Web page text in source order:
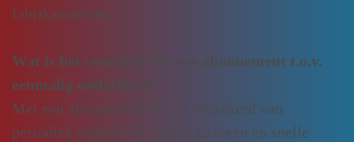
fabrikantseisen.
Wat is het voordeel van een abonnement t.o.v.
eenmalig onderhoud?
Met een abonnement ben je verzekerd van
periodiek onderhoud, lagere tarieven en snelle